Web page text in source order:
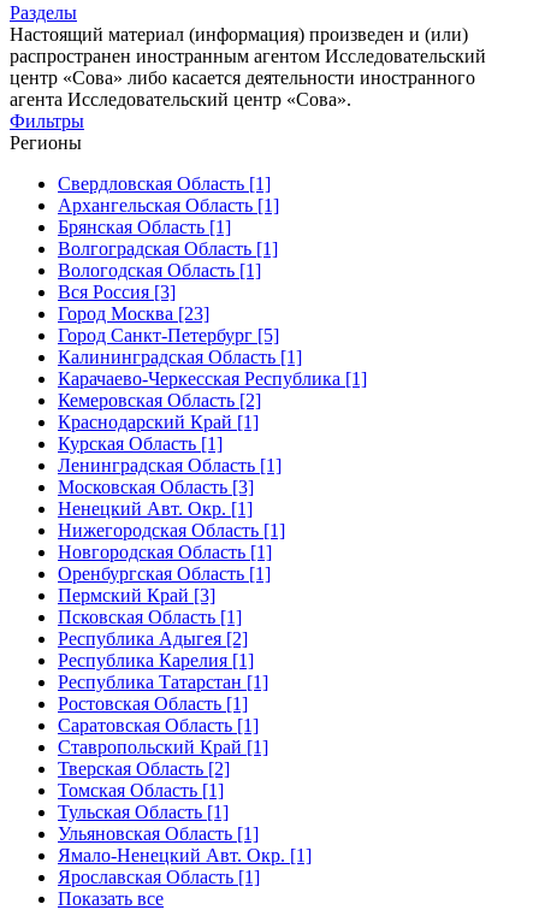
Разделы
Настоящий материал (информация) произведен и (или)
распространен иностранным агентом Исследовательский
центр «Сова» либо касается деятельности иностранного
агента Исследовательский центр «Сова».
Фильтры
Регионы
Свердловская Область [1]
Архангельская Область [1]
Брянская Область [1]
Волгоградская Область [1]
Вологодская Область [1]
Вся Россия [3]
Город Москва [23]
Город Санкт-Петербург [5]
Калининградская Область [1]
Карачаево-Черкесская Республика [1]
Кемеровская Область [2]
Краснодарский Край [1]
Курская Область [1]
Ленинградская Область [1]
Московская Область [3]
Ненецкий Авт. Окр. [1]
Нижегородская Область [1]
Новгородская Область [1]
Оренбургская Область [1]
Пермский Край [3]
Псковская Область [1]
Республика Адыгея [2]
Республика Карелия [1]
Республика Татарстан [1]
Ростовская Область [1]
Саратовская Область [1]
Ставропольский Край [1]
Тверская Область [2]
Томская Область [1]
Тульская Область [1]
Ульяновская Область [1]
Ямало-Ненецкий Авт. Окр. [1]
Ярославская Область [1]
Показать все